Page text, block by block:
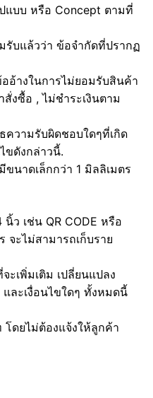
แบบ หรือ Concept ตามที่
รับแล้วว่า ข้อจำกัดที่ปรากฏ
อ้างในการไม่ยอมรับสินค้า
งซื้อ , ไม่ชำระเงินตาม
วามรับผิดชอบใดๆที่เกิด
ขดังกล่าวนี้.
นาดเล็กกว่า 1 มิลลิเมตร
ว เช่น QR CODE หรือ
จะไม่สามารถเก็บราย
เพิ่มเติม เปลี่ยนแปลง
ละเงื่อนไขใดๆ ทั้งหมดนี้
ดยไม่ต้องแจ้งให้ลูกค้า